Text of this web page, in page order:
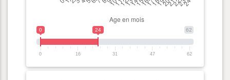
62
0 24
0 16 31 47 62